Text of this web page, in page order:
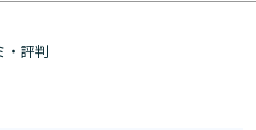
・評判